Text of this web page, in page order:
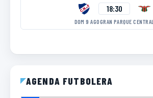
18:30
DOM 9 AGOGRAN PARQUE CENTRAL
AGENDA FUTBOLERA